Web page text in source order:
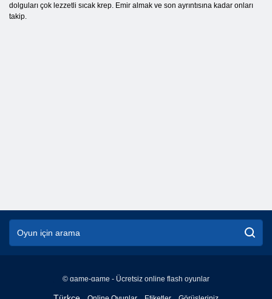
dolguları çok lezzetli sıcak krep. Emir almak ve son ayrıntısına kadar onları
takip.
© game-game - Ücretsiz online flash oyunlar
English